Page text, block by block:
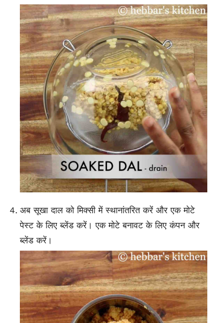
अब सूखा दाल को मिक्सी में स्थानांतरित करें और एक मोटे
पेस्ट के लिए ब्लेंड करें। एक मोटे बनावट के लिए कंपन और
ब्लेंड करें।